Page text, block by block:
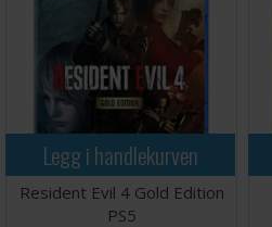
Legg i handlekurven
Resident Evil 4 Gold Edition
PS5